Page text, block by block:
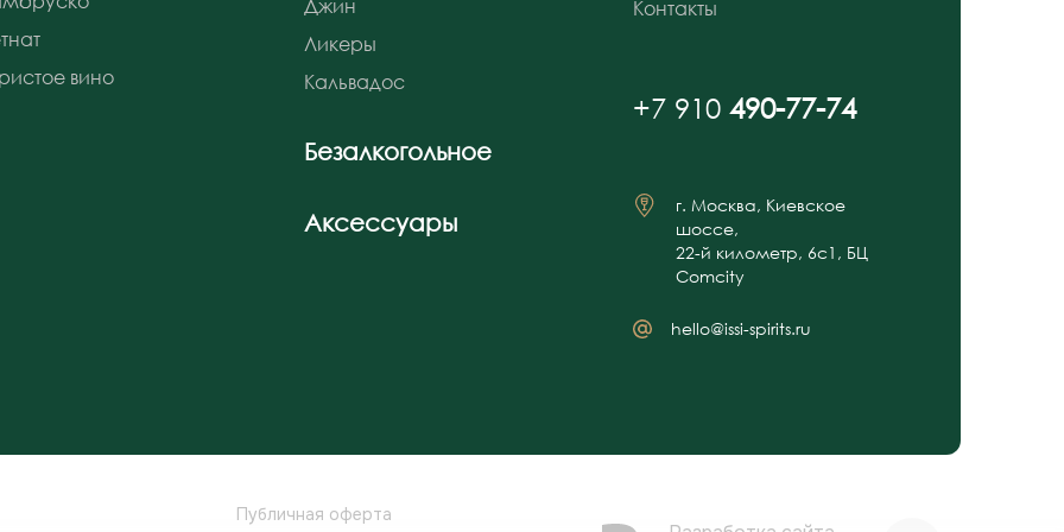
вино
Джин
Ликеры
Кальвадос
Безалкогольное
Аксессуары
Контакты
+7 910 490-77-74
г. Москва, Киевское
шоссе,
22-й километр, 6с1, БЦ
Comcity
hello@issi-spirits.ru
Публичная оферта